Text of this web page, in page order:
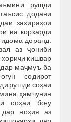
рушди
додани
захираҳои
ва коркарди
доранд.
аз ҷониби
хориҷи кишвар
дар маҷмуъ ба
содирот
рушди соҳаи
ҳамчунин
соҳаи боғу
дар ноҳия аз
дар